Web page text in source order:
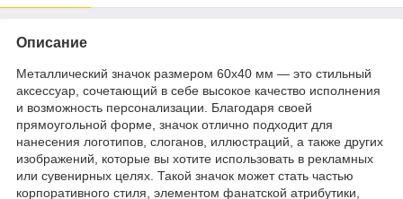
Описание
Металлический значок размером 60x40 мм — это стильный
аксессуар, сочетающий в себе высокое качество исполнения
и возможность персонализации. Благодаря своей
прямоугольной форме, значок отлично подходит для
нанесения логотипов, слоганов, иллюстраций, а также других
изображений, которые вы хотите использовать в рекламных
или сувенирных целях. Такой значок может стать частью
корпоративного стиля, элементом фанатской атрибутики,